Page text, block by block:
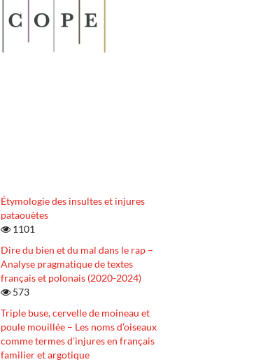
Étymologie des insultes et injures
pataouètes
1101
Dire du bien et du mal dans le rap –
Analyse pragmatique de textes
français et polonais (2020-2024)
573
Triple buse, cervelle de moineau et
poule mouillée – Les noms d’oiseaux
comme termes d’injures en français
familier et argotique